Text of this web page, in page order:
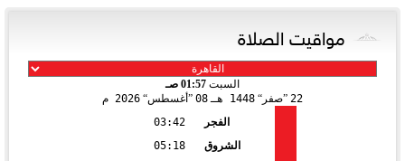
مواقيت الصلاة
السبت 01:57 صـ
22
صفر 1448 هـ 08 أغسطس 2026 م
الفجر
03:42
الشروق
05:18